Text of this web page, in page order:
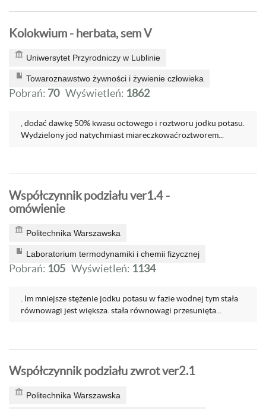
Kolokwium - herbata, sem V
Uniwersytet Przyrodniczy w Lublinie
Towaroznawstwo żywności i żywienie człowieka
Pobrań: 70 Wyświetleń: 1862
, dodać dawkę 50% kwasu octowego i roztworu jodku potasu.
Wydzielony jod natychmiast miareczkowaćroztworem...
Współczynnik podziału ver1.4 -
omówienie
Politechnika Warszawska
Laboratorium termodynamiki i chemii fizycznej
Pobrań: 105 Wyświetleń: 1134
. Im mniejsze stężenie jodku potasu w fazie wodnej tym stała
równowagi jest większa. stała równowagi przesunięta...
Współczynnik podziału zwrot ver2.1
Politechnika Warszawska